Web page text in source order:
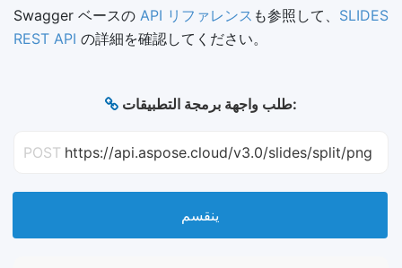
Swagger ベースの API リファレンス も参照して、 SLIDES
REST API の詳細を確認してください。
طلب واجهة برمجة التطبيقات:
POST https://api.aspose.cloud/v3.0/slides/split/png
ينقسم